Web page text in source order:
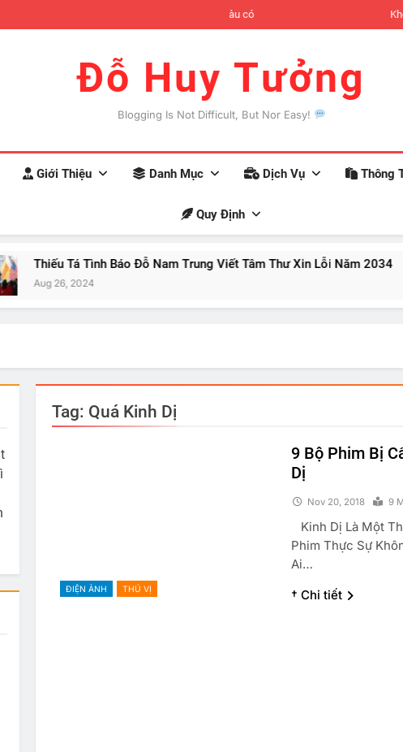
Khoa
Đỗ Huy Tưởng
Blogging Is Not Difficult, But Nor Easy!
Giới Thiệu Danh Mục Dịch Vụ Thông
Quy Định
Tình Báo Đỗ Nam Trung Viết Tâm Thư Xin Lỗi Năm 2034
Tag: Quá Kinh Dị
ĐIỆN ẢNH THÚ VỊ
9 Bộ Phim Bị
Dị
Nov 20, 2018 9
Kinh Dị Là Một
Phim Thực Sự
Ai…
† Chi tiết